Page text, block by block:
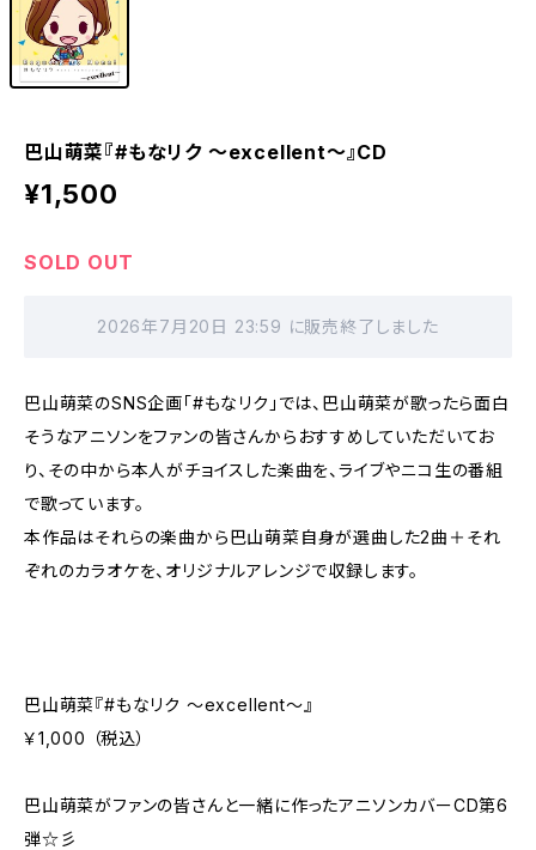
巴山萌菜『#もなリク ～excellent～』CD
¥1,500
SOLD OUT
2026年7月20日 23:59 に販売終了しました
巴山萌菜のSNS企画「#もなリク」では、巴山萌菜が歌ったら面白
そうなアニソンをファンの皆さんからおすすめしていただいてお
り、その中から本人がチョイスした楽曲を、ライブやニコ生の番組
で歌っています。
本作品はそれらの楽曲から巴山萌菜自身が選曲した2曲＋それ
ぞれのカラオケを、オリジナルアレンジで収録します。
巴山萌菜『#もなリク ～excellent～』
￥1,000 （税込）
巴山萌菜がファンの皆さんと一緒に作ったアニソンカバーCD第6
弾☆彡